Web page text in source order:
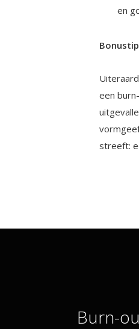
en
een
streeft:
Burn-